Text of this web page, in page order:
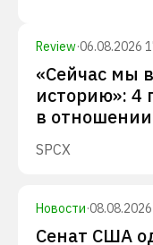
Review·06.08.2026
«Сейчас мы
историю»: 4
в отношении
SPCX
Новости·
Сенат США